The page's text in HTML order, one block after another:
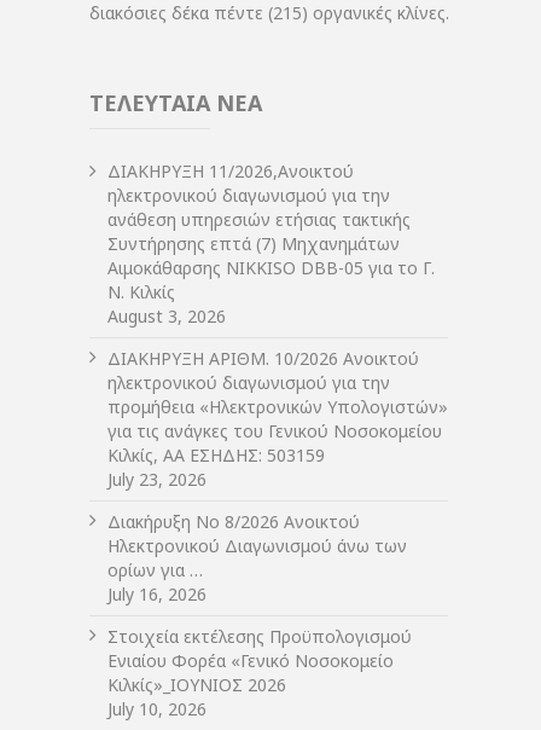
διακόσιες δέκα πέντε (215) οργανικές κλίνες.
ΤΕΛΕΥΤΑΙΑ ΝΕΑ
ΔIΑΚΗΡΥΞΗ 11/2026,Ανοικτού
ηλεκτρονικού διαγωνισμού για την
ανάθεση υπηρεσιών ετήσιας τακτικής
Συντήρησης επτά (7) Μηχανημάτων
Αιμοκάθαρσης NIKKISO DBB-05 για το Γ.
Ν. Κιλκίς
August 3, 2026
ΔIΑΚΗΡΥΞΗ ΑΡIΘΜ. 10/2026 Ανοικτού
ηλεκτρονικού διαγωνισμού για την
προμήθεια «Ηλεκτρονικών Υπολογιστών»
για τις ανάγκες του Γενικού Νοσοκομείου
Κιλκίς, ΑΑ ΕΣΗΔΗΣ: 503159
July 23, 2026
Διακήρυξη Νο 8/2026 Ανοικτού
Ηλεκτρονικού Διαγωνισμού άνω των
ορίων για …
July 16, 2026
Στοιχεία εκτέλεσης Προϋπολογισμού
Ενιαίου Φορέα «Γενικό Νοσοκομείο
Κιλκίς»_ΙΟΥΝΙΟΣ 2026
July 10, 2026